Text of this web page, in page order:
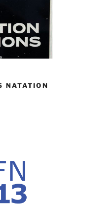
NATATION